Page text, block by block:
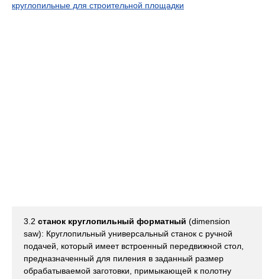
круглопильные для строительной площадки
3.2 станок круглопильный форматный (dimension
saw): Круглопильный универсальный станок с ручной
подачей, который имеет встроенный передвижной стол,
предназначенный для пиления в заданный размер
обрабатываемой заготовки, примыкающей к полотну